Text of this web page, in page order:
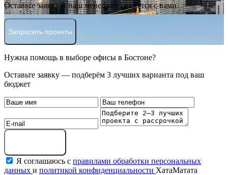
Оставьте заявку и наш менеджер свяжется с вами.
Запросить проекты
Нужна помощь в выборе офисы в Бостоне?
Оставьте заявку — подберём 3 лучших варианта под ваш
бюджет
Я соглашаюсь с правилами обработки персональных
данных и политикой конфиденциальности ХатаМатата